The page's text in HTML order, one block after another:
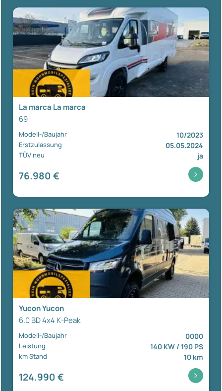
La marca La marca
69
Modell-/Baujahr 10/2023
Erstzulassung 05.05.2024
TÜV neu ja
76.980 €
Yucon Yucon
6.0 BD 4x4 K-Peak
Modell-/Baujahr 0000
Leistung 140 KW / 190 PS
km Stand 10 km
124.990 €